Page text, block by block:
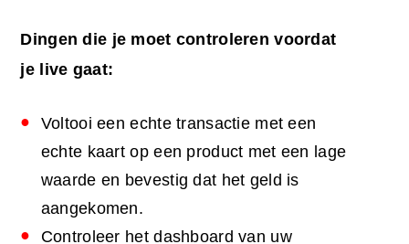
Dingen die je moet controleren voordat
je live gaat:
Voltooi een echte transactie met een
echte kaart op een product met een lage
waarde en bevestig dat het geld is
aangekomen.
Controleer het dashboard van uw